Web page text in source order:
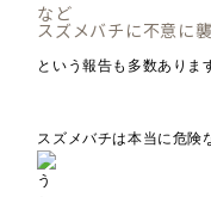
など
スズメバチに不意に
という報告も多数ありま
スズメバチは本当に危険